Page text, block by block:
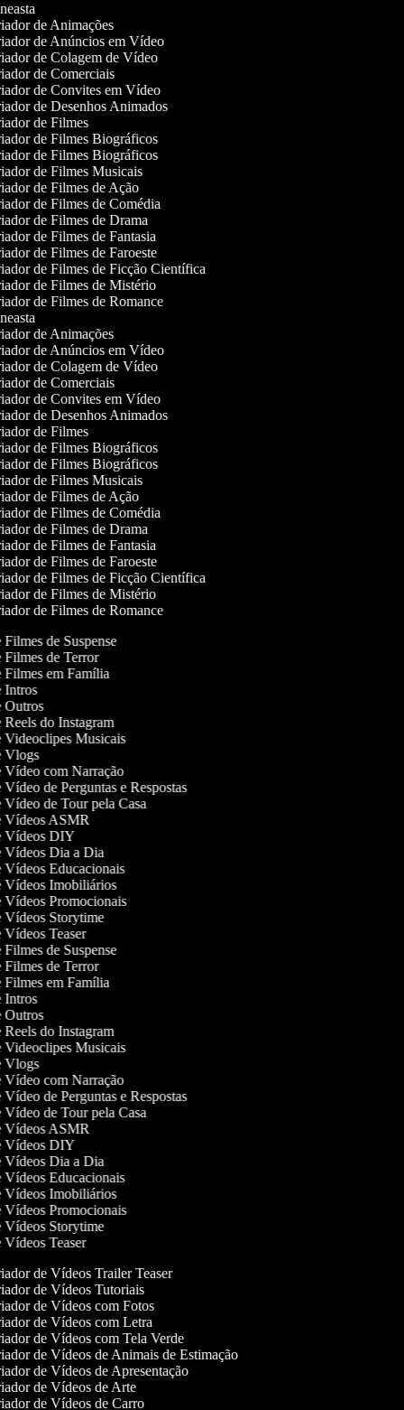
de Animações
de Anúncios em Vídeo
de Colagem de Vídeo
de Comerciais
de Convites em Vídeo
de Desenhos Animados
de Filmes
de Filmes Biográficos
de Filmes Biográficos
de Filmes Musicais
de Filmes de Ação
de Filmes de Comédia
de Filmes de Drama
de Filmes de Fantasia
de Filmes de Faroeste
de Filmes de Ficção Científica
de Filmes de Mistério
de Filmes de Romance
de Animações
de Anúncios em Vídeo
de Colagem de Vídeo
de Comerciais
de Convites em Vídeo
de Desenhos Animados
de Filmes
de Filmes Biográficos
de Filmes Biográficos
de Filmes Musicais
de Filmes de Ação
de Filmes de Comédia
de Filmes de Drama
de Filmes de Fantasia
de Filmes de Faroeste
de Filmes de Ficção Científica
de Filmes de Mistério
de Filmes de Romance
Filmes de Suspense
Filmes de Terror
Filmes em Família
Intros
Outros
Reels do Instagram
Videoclipes Musicais
Vlogs
Vídeo com Narração
Vídeo de Perguntas e Respostas
Vídeo de Tour pela Casa
Vídeos ASMR
Vídeos DIY
Vídeos Dia a Dia
Vídeos Educacionais
Vídeos Imobiliários
Vídeos Promocionais
Vídeos Storytime
Vídeos Teaser
Filmes de Suspense
Filmes de Terror
Filmes em Família
Intros
Outros
Reels do Instagram
Videoclipes Musicais
Vlogs
Vídeo com Narração
Vídeo de Perguntas e Respostas
Vídeo de Tour pela Casa
Vídeos ASMR
Vídeos DIY
Vídeos Dia a Dia
Vídeos Educacionais
Vídeos Imobiliários
Vídeos Promocionais
Vídeos Storytime
Vídeos Teaser
de Vídeos Trailer Teaser
de Vídeos Tutoriais
de Vídeos com Fotos
de Vídeos com Letra
de Vídeos com Tela Verde
de Vídeos de Animais de Estimação
de Vídeos de Apresentação
de Vídeos de Arte
de Vídeos de Carro